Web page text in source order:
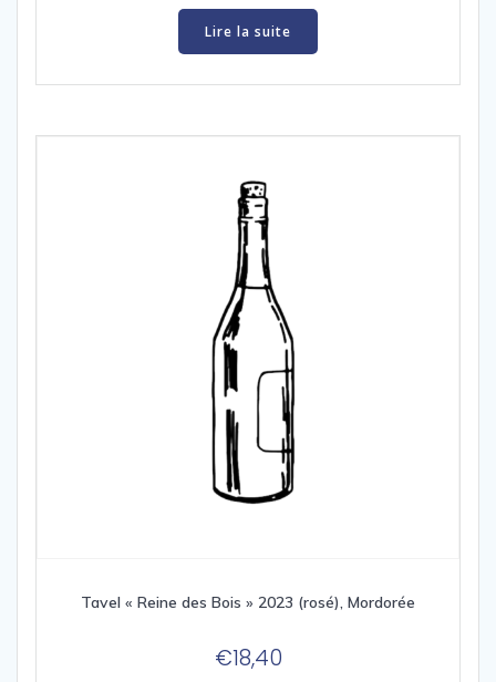
Lire la suite
Tavel « Reine des Bois » 2023 (rosé), Mordorée
€18,40